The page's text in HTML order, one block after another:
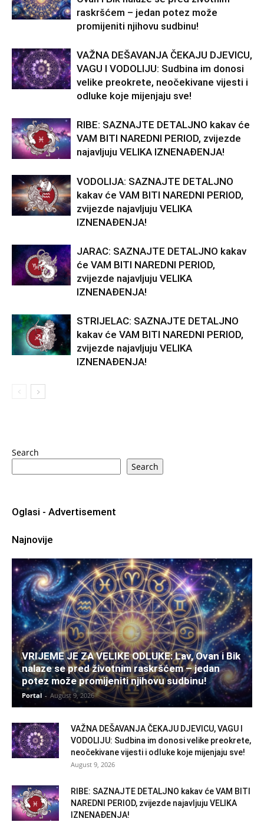
raskršćem – jedan potez može
promijeniti njihovu sudbinu!
VAŽNA DEŠAVANJA ČEKAJU DJEVICU,
VAGU I VODOLIJU: Sudbina im donosi
velike preokrete, neočekivane vijesti i
odluke koje mijenjaju sve!
RIBE: SAZNAJTE DETALJNO kakav će
VAM BITI NAREDNI PERIOD, zvijezde
najavljuju VELIKA IZNENAĐENJA!
VODOLIJA: SAZNAJTE DETALJNO
kakav će VAM BITI NAREDNI PERIOD,
zvijezde najavljuju VELIKA
IZNENAĐENJA!
JARAC: SAZNAJTE DETALJNO kakav
će VAM BITI NAREDNI PERIOD,
zvijezde najavljuju VELIKA
IZNENAĐENJA!
STRIJELAC: SAZNAJTE DETALJNO
kakav će VAM BITI NAREDNI PERIOD,
zvijezde najavljuju VELIKA
IZNENAĐENJA!
Search
Search
Oglasi - Advertisement
Najnovije
VRIJEME JE ZA VELIKE ODLUKE: Lav, Ovan i Bik
nalaze se pred životnim raskršćem – jedan
potez može promijeniti njihovu sudbinu!
Portal - August 9, 2026
VAŽNA DEŠAVANJA ČEKAJU DJEVICU, VAGU I
VODOLIJU: Sudbina im donosi velike preokrete,
neočekivane vijesti i odluke koje mijenjaju sve!
August 9, 2026
RIBE: SAZNAJTE DETALJNO kakav će VAM BITI
NAREDNI PERIOD, zvijezde najavljuju VELIKA
IZNENAĐENJA!